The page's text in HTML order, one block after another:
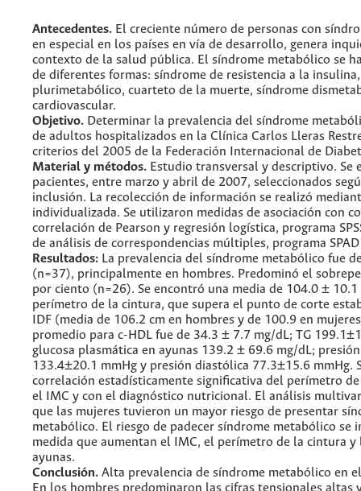
Antecedentes. El creciente número de personas con
en especial en los países en vía de desarrollo, genera
contexto de la salud pública. El síndrome metabólico se
de diferentes formas: síndrome de resistencia a la
plurimetabólico, cuarteto de la muerte, síndrome
cardiovascular.
Objetivo. Determinar la prevalencia del síndrome
de adultos hospitalizados en la Clínica Carlos Lleras
criterios del 2005 de la Federación Internacional de
Material y métodos. Estudio transversal y descriptivo. Se
pacientes, entre marzo y abril de 2007, seleccionados
inclusión. La recolección de información se realizó
indivi­dualizada. Se utilizaron medidas de asociación con
correlación de Pearson y regresión logística, programa
de análisis de correspondencias múltiples, programa
Resultados: La prevalencia del síndrome metabólico fue
(n=37), principalmente en hombres. Predominó el
por ciento (n=26). Se encontró una media de 104.0 ± 10.1
perímetro de la cintura, que supera el punto de corte
IDF (media de 106.2 cm en hombres y de 100.9 en
promedio para c-HDL fue de 34.3 ± 7.7 mg/dL; TG
glucosa plasmática en ayunas 139.2 ± 69.6 mg/dL;
133.4±20.1 mmHg y presión diastólica 77.3±15.6 mmHg.
correlación estadísticamente significativa del perímetro
el IMC y con el diagnóstico nutricional. El análisis
que las mujeres tuvieron un mayor riesgo de presentar
metabólico. El riesgo de padecer síndrome metabólico se
medida que aumentan el IMC, el perímetro de la cintura y
ayunas.
Conclusión. Alta prevalencia de síndrome metabólico en